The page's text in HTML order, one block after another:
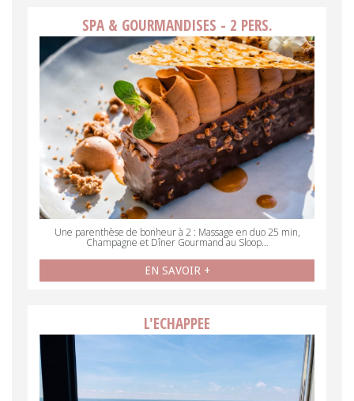
SPA & GOURMANDISES - 2 PERS.
Une parenthèse de bonheur à 2 : Massage en duo 25 min,
Champagne et Dîner Gourmand au Sloop…
EN SAVOIR +
L'ECHAPPEE